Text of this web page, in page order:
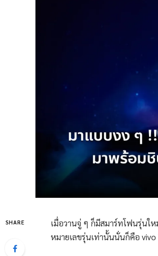
SHARE
เมื่อวานจู่ ๆ ก็มีสมาร์ทโฟนรุ่นใ
หมายเลขรุ่นเท่านั้นนั่นก็คือ